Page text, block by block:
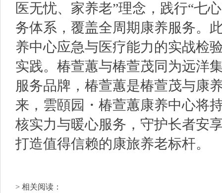
医无忧、家养老”理念，践行“七
务体系，覆盖全周期康养服务。
养中心应急与医疗能力的实战检
实践。椿萱蕙与椿萱茂同为远洋
服务品牌，椿萱蕙是椿萱茂与康
来，雲頤园・椿萱蕙康养中心将
核实力与暖心服务，守护长者安
打造值得信赖的康旅养老标杆。
> 相关阅读：